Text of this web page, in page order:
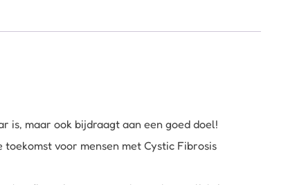
is, maar ook bijdraagt aan een goed doel!
voor mensen met Cystic Fibrosis